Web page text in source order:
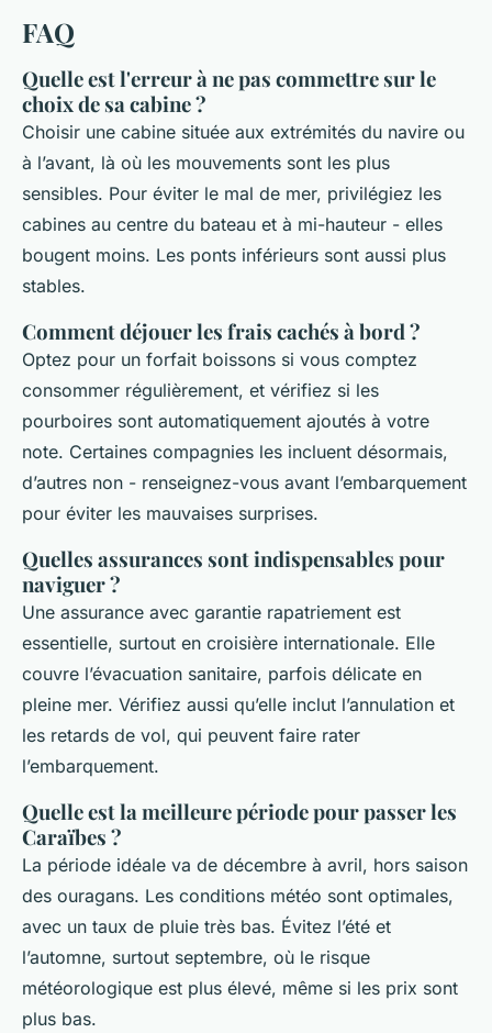
FAQ
Quelle est l'erreur à ne pas commettre sur le
choix de sa cabine ?
Choisir une cabine située aux extrémités du navire ou
à l’avant, là où les mouvements sont les plus
sensibles. Pour éviter le mal de mer, privilégiez les
cabines au centre du bateau et à mi-hauteur - elles
bougent moins. Les ponts inférieurs sont aussi plus
stables.
Comment déjouer les frais cachés à bord ?
Optez pour un forfait boissons si vous comptez
consommer régulièrement, et vérifiez si les
pourboires sont automatiquement ajoutés à votre
note. Certaines compagnies les incluent désormais,
d’autres non - renseignez-vous avant l’embarquement
pour éviter les mauvaises surprises.
Quelles assurances sont indispensables pour
naviguer ?
Une assurance avec garantie rapatriement est
essentielle, surtout en croisière internationale. Elle
couvre l’évacuation sanitaire, parfois délicate en
pleine mer. Vérifiez aussi qu’elle inclut l’annulation et
les retards de vol, qui peuvent faire rater
l’embarquement.
Quelle est la meilleure période pour passer les
Caraïbes ?
La période idéale va de décembre à avril, hors saison
des ouragans. Les conditions météo sont optimales,
avec un taux de pluie très bas. Évitez l’été et
l’automne, surtout septembre, où le risque
météorologique est plus élevé, même si les prix sont
plus bas.